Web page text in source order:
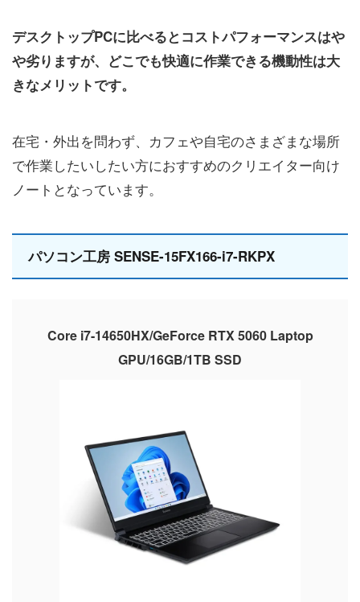
デスクトップPCに比べるとコストパフォーマンスはや
や劣りますが、どこでも快適に作業できる機動性は大
きなメリットです。
在宅・外出を問わず、カフェや自宅のさまざまな場所
で作業したいしたい方におすすめのクリエイター向け
ノートとなっています。
パソコン工房 SENSE-15FX166-i7-RKPX
Core i7-14650HX/GeForce RTX 5060 Laptop
GPU/16GB/1TB SSD